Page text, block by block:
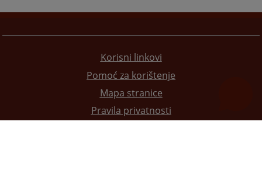
Korisni linkovi
Pomoć za korištenje
Mapa stranice
Pravila privatnosti